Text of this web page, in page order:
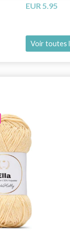
EUR 5.95
Voir toutes